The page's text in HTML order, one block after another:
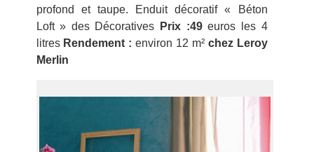
profond et taupe. Enduit décoratif « Béton
Loft » des Décoratives
Prix :49euros les 4
litres Rendement :environ 12 m² chez Leroy
Merlin